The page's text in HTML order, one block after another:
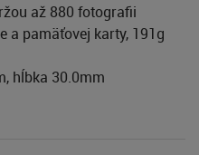
až 880 fotografii
a pamäťovej karty, 191g
hĺbka 30.0mm